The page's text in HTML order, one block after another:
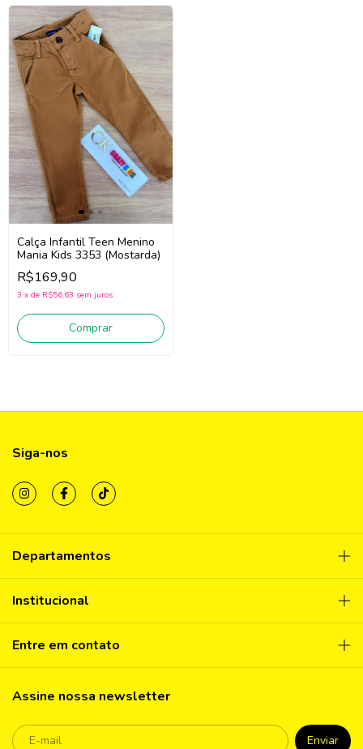
Calça Infantil Teen Menino
Mania Kids 3353 (Mostarda)
R$169,90
3 x de R$56,63 sem juros
Comprar
Siga-nos
Departamentos
Institucional
Entre em contato
Assine nossa newsletter